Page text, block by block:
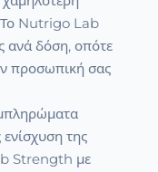
Το Nutrigo Lab
ανά δόση, οπότε
προσωπική σας
της
Strength με